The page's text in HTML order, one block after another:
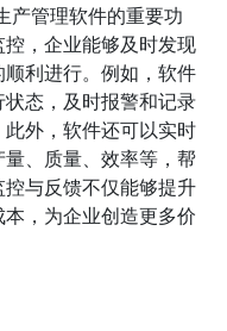
产管理软件的重要功
，企业能够及时发现
利进行。例如，软件
态，及时报警和记录
外，软件还可以实时
、质量、效率等，帮
与反馈不仅能够提升
，为企业创造更多价